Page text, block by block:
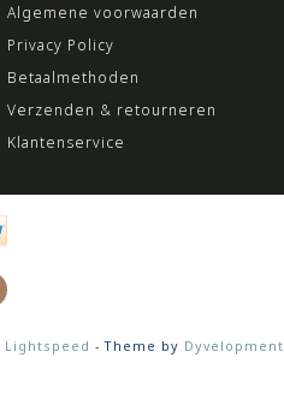
Algemene voorwaarden
Privacy Policy
Betaalmethoden
Verzenden & retourneren
Klantenservice
Lightspeed - Theme by Dyvelopment